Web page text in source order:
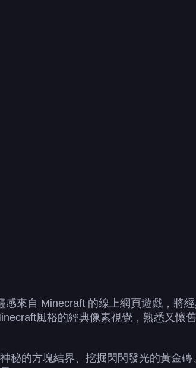
感來自 Minecraft 的線上網頁遊戲，將
風格的經典像素視覺，熟悉又懷
秘的方塊結界、挖掘閃閃發光的黃金